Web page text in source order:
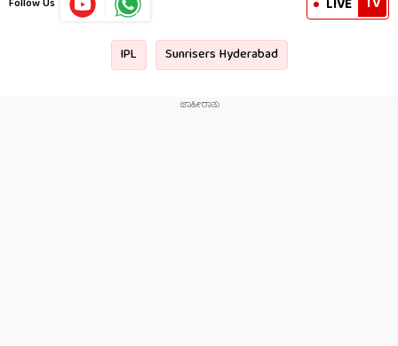
Follow Us LIVE
IPL Sunrisers Hyderabad